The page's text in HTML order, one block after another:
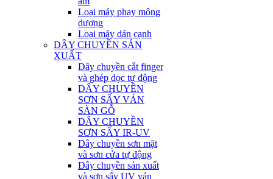
Loại máy phay mộng
dương
Loại máy dán cạnh
DÂY CHUYỀN SẢN
XUẤT
Dây chuyền cắt finger
và ghép dọc tự động
DÂY CHUYỀN
SƠN SẤY VÁN
SÀN GỖ
DÂY CHUYỀN
SƠN SẤY IR-UV
Dây chuyền sơn mặt
và sơn cửa tự động
Dây chuyền sản xuất
và sơn sấy UV ván